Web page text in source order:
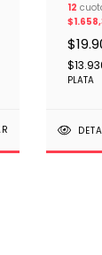
12
PLATA